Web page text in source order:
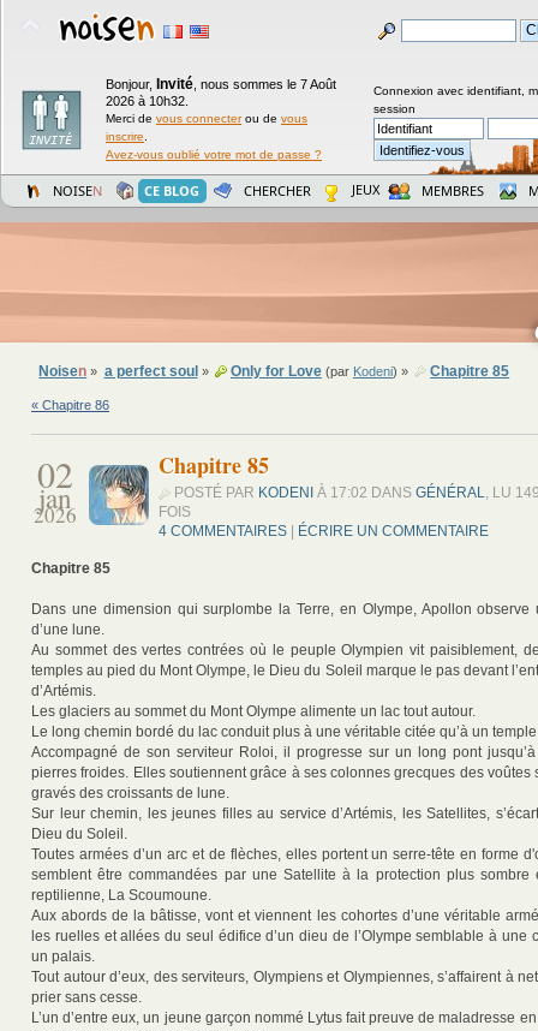
Bonjour, Invité nous sommes le 7 Août
2026 à 10h32.
Merci de vous connecterou de vous
inscrire
Avez-vous oublié votre mot de passe ?
Connexion avec identifiant,
session
NOISEN CE BLOG CHERCHER JEUX MEMBRES
Noisen » a perfect soul » Only for Love(par Kodeni) » Chapitre 85
« Chapitre 86
02
jan
2026
Chapitre 85
POSTÉ PAR KODENI À 17:02 DANS GÉNÉRAL, LU
FOIS
4 COMMENTAIRES | ÉCRIRE UN COMMENTAIRE
Chapitre 85
Dans une dimension qui surplombe la Terre, en Olympe, Apollon observe
d’une lune.
Au sommet des vertes contrées où le peuple Olympien vit paisiblement,
temples au pied du Mont Olympe, le Dieu du Soleil marque le pas devant
d’Artémis.
Les glaciers au sommet du Mont Olympe alimente un lac tout autour.
Le long chemin bordé du lac conduit plus à une véritable citée qu’à un
Accompagné de son serviteur Roloi, il progresse sur un long pont
pierres froides. Elles soutiennent grâce à ses colonnes grecques des voûtes
gravés des croissants de lune.
Sur leur chemin, les jeunes filles au service d’Artémis, les Satellites,
Dieu du Soleil.
Toutes armées d’un arc et de flèches, elles portent un serre-tête en forme
semblent être commandées par une Satellite à la protection plus
reptilienne, La Scoumoune.
Aux abords de la bâtisse, vont et viennent les cohortes d’une véritable
les ruelles et allées du seul édifice d’un dieu de l’Olympe semblable à une
un palais.
Tout autour d’eux, des serviteurs, Olympiens et Olympiennes, s’affairent à
prier sans cesse.
L’un d’entre eux, un jeune garçon nommé Lytus fait preuve de maladresse